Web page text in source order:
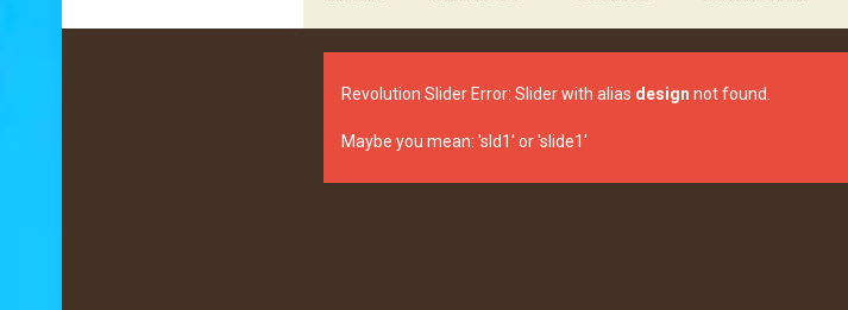
Revolution Slider Error: Slider with alias design not found.
Maybe you mean: 'sld1' or 'slide1'